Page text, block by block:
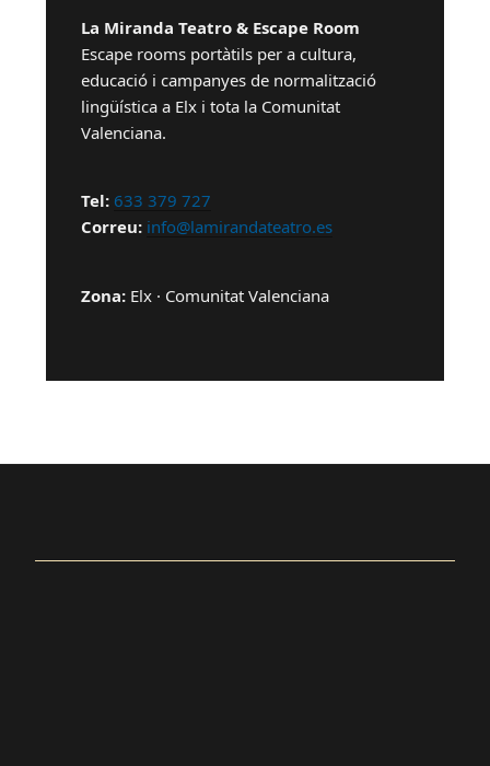
La Miranda Teatro & Escape Room
Escape rooms portàtils per a cultura,
educació i campanyes de normalització
lingüística a Elx i tota la Comunitat
Valenciana.
Tel: 633 379 727
Correu: info@lamirandateatro.es
Zona: Elx · Comunitat Valenciana